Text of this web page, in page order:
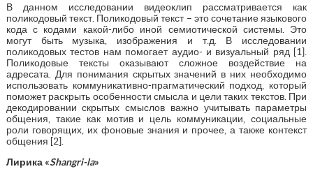
В данном исследовании видеоклип рассматривается как
поликодовый текст. Поликодовый текст – это сочетание языкового
кода с кодами какой-либо иной семиотической системы. Это
могут быть музыка, изображения и т.д. В исследовании
поликодовых тестов нам помогает аудио- и визуальный ряд [1].
Поликодовые тексты оказывают сложное воздействие на
адресата. Для понимания скрытых значений в них необходимо
использовать коммуникативно-прагматический подход, который
поможет раскрыть особенности смысла и цели таких текстов. При
декодировании скрытых смыслов важно учитывать параметры
общения, такие как мотив и цель коммуникации, социальные
роли говорящих, их фоновые знания и прочее, а также контекст
общения [2].
Лирика «Shangri-la»